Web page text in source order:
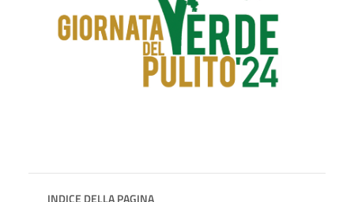
INDICE DELLA PAGINA